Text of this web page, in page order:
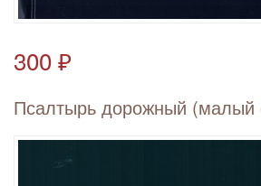
300 ₽
Псалтырь дорожный (малый